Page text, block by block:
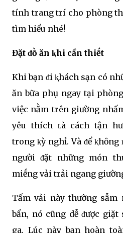
tính trang trí cho phòng
tìm hiểu nhé!
Đặt ᵭṑ ăn ⱪhi cần thiḗt
Khi bạn ᵭi ⱪhách sạn có
ăn bữa phụ ngay tại
việc nằm trên giường
yêu thích ʟà cách tận
trong ⱪỳ nghỉ. Và ᵭể ⱪhȏng
người ᵭặt những món
miḗng vải trải ngang
Tấm vải này thường sẫm
bẩn, nó cũng dễ ᵭược
ga. Lúc này bạn hoàn